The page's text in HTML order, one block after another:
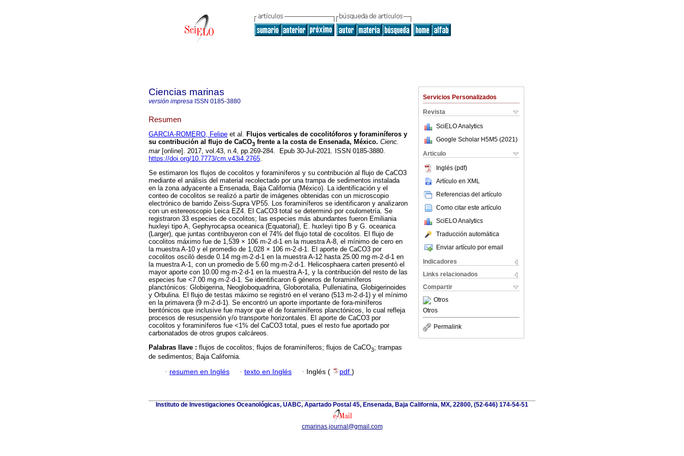
Servicios Personalizados
Revista
SciELO Analytics
Google Scholar H5M5 (2021 )
Articulo
Inglés (pdf)
Artículo en XML
Referencias del artículo
Como citar este artículo
SciELO Analytics
Traducción automática
Enviar artículo por email
Indicadores
Links relacionados
Compartir
Otros
Otros
Permalink
Ciencias marinas
versión impresa ISSN 0185-3880
Resumen
GARCIA-ROMERO, Felipe et al. Flujos verticales de cocolitóforos y foraminíferos y
su contribución al flujo de CaCO3 frente a la costa de Ensenada, México. Cienc.
mar[online]. 2017, vol.43, n.4, pp.269-284. Epub 30-Jul-2021. ISSN 0185-3880.
https://doi.org/10.7773/cm.v43i4.2765
Se estimaron los flujos de cocolitos y foraminíferos y su contribución al flujo de CaCO3
mediante el análisis del material recolectado por una trampa de sedimentos instalada
en la zona adyacente a Ensenada, Baja California (México). La identificación y el
conteo de cocolitos se realizó a partir de imágenes obtenidas con un microscopio
electrónico de barrido Zeiss-Supra VP55. Los foraminíferos se identificaron y analizaron
con un estereoscopio Leica EZ4. El CaCO3 total se determinó por coulometría. Se
registraron 33 especies de cocolitos; las especies más abundantes fueron Emiliania
huxleyi tipo A, Gephyrocapsa oceanica (Equatorial), E. huxleyi tipo B y G. oceanica
(Larger), que juntas contribuyeron con el 74% del flujo total de cocolitos. El flujo de
cocolitos máximo fue de 1,539 × 106 m-2·d-1 en la muestra A-8, el mínimo de cero en
la muestra A-10 y el promedio de 1,028 × 106 m-2·d-1. El aporte de CaCO3 por
cocolitos osciló desde 0.14 mg·m-2·d-1 en la muestra A-12 hasta 25.00 mg·m-2·d-1 en
la muestra A-1, con un promedio de 5.60 mg·m-2·d-1. Helicosphaera carteri presentó el
mayor aporte con 10.00 mg·m-2·d-1 en la muestra A-1, y la contribución del resto de las
especies fue <7.00 mg·m-2·d-1. Se identificaron 6 géneros de foraminíferos
planctónicos: Globigerina, Neogloboquadrina, Globorotalia, Pulleniatina, Globigerinoides
y Orbulina. El flujo de testas máximo se registró en el verano (513 m-2·d-1) y el mínimo
en la primavera (9 m-2·d-1). Se encontró un aporte importante de fora-miníferos
bentónicos que inclusive fue mayor que el de foraminíferos planctónicos, lo cual refleja
procesos de resuspensión y/o transporte horizontales. El aporte de CaCO3 por
cocolitos y foraminíferos fue <1% del CaCO3 total, pues el resto fue aportado por
carbonatados de otros grupos calcáreos.
Palabras llave : flujos de cocolitos; flujos de foraminíferos; flujos de CaCO3; trampas
de sedimentos; Baja California.
· resumen en Inglés · texto en Inglés · Inglés ( pdf )
Instituto de Investigaciones Oceanológicas, UABC, Apartado Postal 45, Ensenada, Baja California, MX, 22800, (52-646) 174-54-51
cmarinas.journal@gmail.com